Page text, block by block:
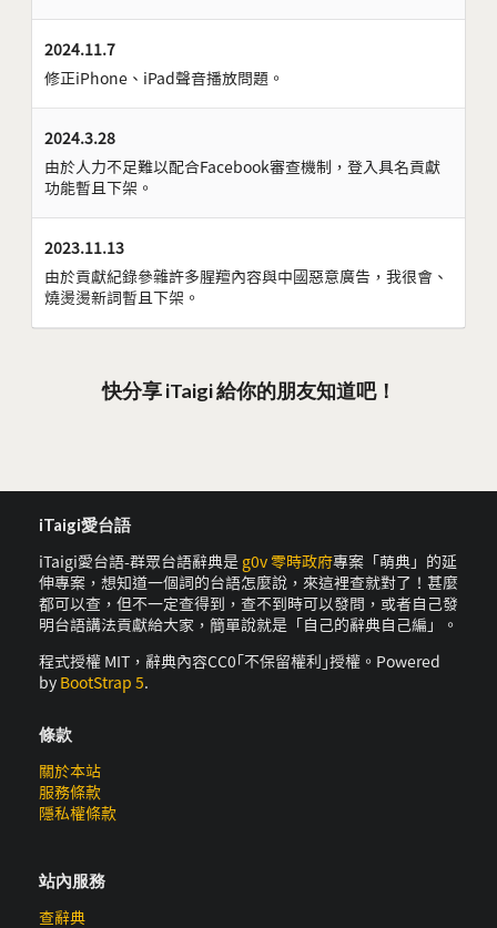
2024.11.7
修正iPhone、iPad聲音播放問題。
2024.3.28
由於人力不足難以配合Facebook審查機制，登入具名貢獻
功能暫且下架。
2023.11.13
由於貢獻紀錄參雜許多腥羶內容與中國惡意廣告，我很會、
燒燙燙新詞暫且下架。
快分享 iTaigi 給你的朋友知道吧！
iTaigi愛台語
iTaigi愛台語-群眾台語辭典是 g0v 零時政府專案「萌典」的延
伸專案，想知道一個詞的台語怎麼說，來這裡查就對了！甚麼
都可以查，但不一定查得到，查不到時可以發問，或者自己發
明台語講法貢獻給大家，簡單說就是「自己的辭典自己編」。
程式授權 MIT，辭典內容CC0｢不保留權利｣授權。Powered
by BootStrap 5.
條款
關於本站
服務條款
隱私權條款
站內服務
查辭典